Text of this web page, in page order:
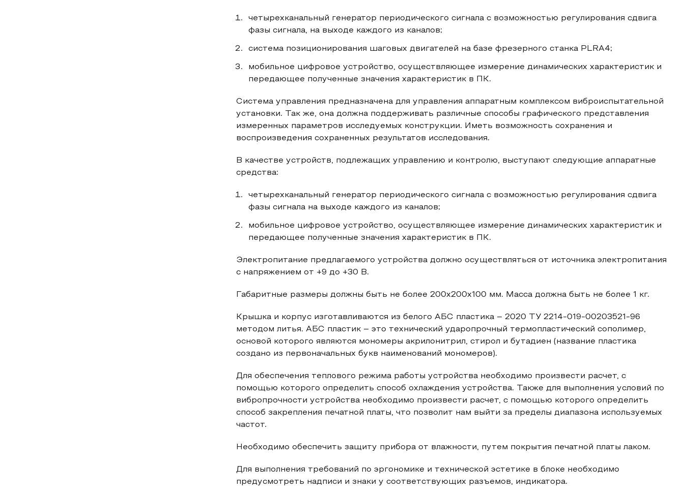
четырехканальный генератор периодического сигнала с возможностью регулирования сдвига
фазы сигнала, на выходе каждого из каналов;
система позиционирования шаговых двигателей на базе фрезерного станка PLRA4;
мобильное цифровое устройство, осуществляющее измерение динамических характеристик и
передающее полученные значения характеристик в ПК.
Система управления предназначена для управления аппаратным комплексом виброиспытательной
установки. Так же, она должна поддерживать различные способы графического представления
измеренных параметров исследуемых конструкции. Иметь возможность сохранения и
воспроизведения сохраненных результатов исследования.
В качестве устройств, подлежащих управлению и контролю, выступают следующие аппаратные
средства:
четырехканальный генератор периодического сигнала с возможностью регулирования сдвига
фазы сигнала на выходе каждого из каналов;
мобильное цифровое устройство, осуществляющее измерение динамических характеристик и
передающее полученные значения характеристик в ПК.
Электропитание предлагаемого устройства должно осуществляться от источника электропитания
с напряжением от +9 до +30 В.
Габаритные размеры должны быть не более 200х200х100 мм. Масса должна быть не более 1 кг.
Крышка и корпус изготавливаются из белого АБС пластика – 2020 ТУ 2214-019-00203521-96
методом литья. АБС пластик – это технический ударопрочный термопластический сополимер,
основой которого являются мономеры акрилонитрил, стирол и бутадиен (название пластика
создано из первоначальных букв наименований мономеров).
Для обеспечения теплового режима работы устройства необходимо произвести расчет, с
помощью которого определить способ охлаждения устройства. Также для выполнения условий по
вибропрочности устройства необходимо произвести расчет, с помощью которого определить
способ закрепления печатной платы, что позволит нам выйти за пределы диапазона используемых
частот.
Необходимо обеспечить защиту прибора от влажности, путем покрытия печатной платы лаком.
Для выполнения требований по эргономике и технической эстетике в блоке необходимо
предусмотреть надписи и знаки у соответствующих разъемов, индикатора.